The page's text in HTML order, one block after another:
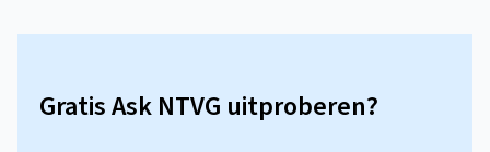
Gratis Ask NTVG uitproberen?